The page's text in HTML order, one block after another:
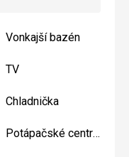
Vonkajší bazén
zadarmo
TV
Chladnička
Potápačské centrum